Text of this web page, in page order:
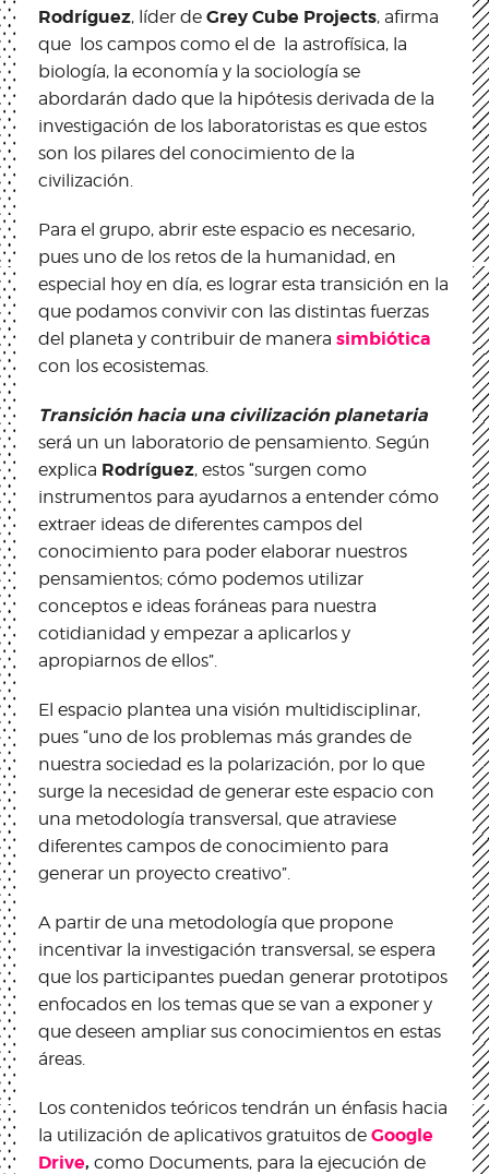
Rodríguez, líder de Grey Cube Projects, afirma
que los campos como el de la astrofísica, la
biología, la economía y la sociología se
abordarán dado que la hipótesis derivada de la
investigación de los laboratoristas es que estos
son los pilares del conocimiento de la
civilización.
Para el grupo, abrir este espacio es necesario,
pues uno de los retos de la humanidad, en
especial hoy en día, es lograr esta transición en la
que podamos convivir con las distintas fuerzas
del planeta y contribuir de manera simbiótica
con los ecosistemas.
Transición hacia una civilización planetaria
será un un laboratorio de pensamiento. Según
explica Rodríguez, estos “surgen como
instrumentos para ayudarnos a entender cómo
extraer ideas de diferentes campos del
conocimiento para poder elaborar nuestros
pensamientos; cómo podemos utilizar
conceptos e ideas foráneas para nuestra
cotidianidad y empezar a aplicarlos y
apropiarnos de ellos”.
El espacio plantea una visión multidisciplinar,
pues “uno de los problemas más grandes de
nuestra sociedad es la polarización, por lo que
surge la necesidad de generar este espacio con
una metodología transversal, que atraviese
diferentes campos de conocimiento para
generar un proyecto creativo”.
A partir de una metodología que propone
incentivar la investigación transversal, se espera
que los participantes puedan generar prototipos
enfocados en los temas que se van a exponer y
que deseen ampliar sus conocimientos en estas
áreas.
Los contenidos teóricos tendrán un énfasis hacia
la utilización de aplicativos gratuitos de Google
Drive, como Documents, para la ejecución de